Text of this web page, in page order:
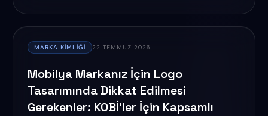
MARKA KIMLIĞI 22 TEMMUZ 2026
Mobilya Markanız İçin Logo
Tasarımında Dikkat Edilmesi
Gerekenler: KOBİ'ler İçin Kapsamlı